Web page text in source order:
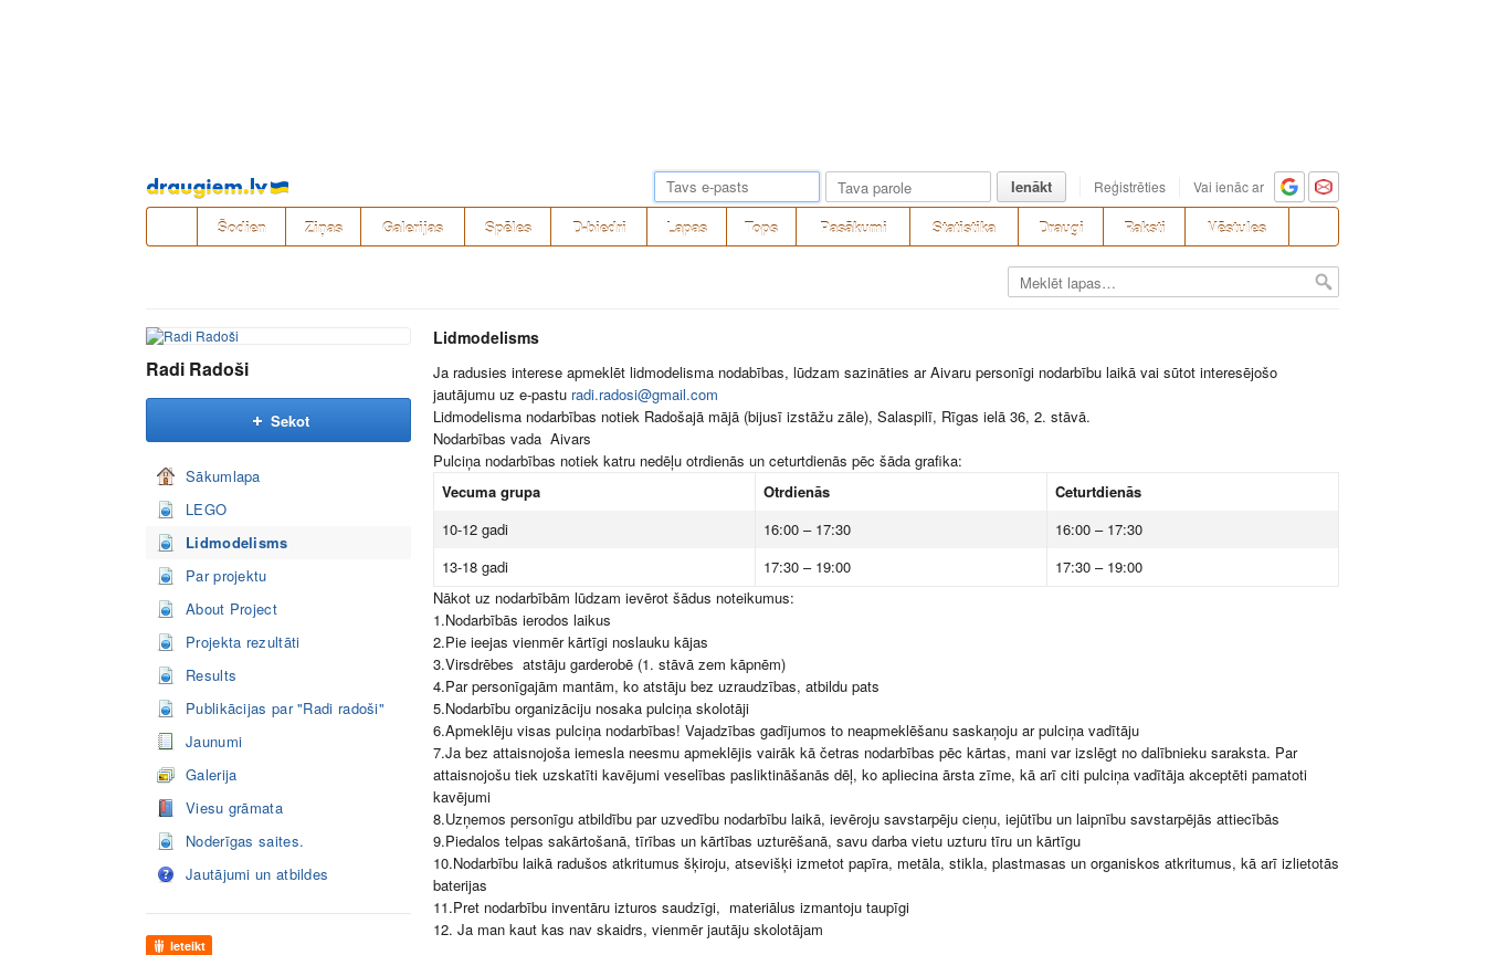
Pāriet
uz
saturu
Ienākt Reģistrēties Vai ienāc ar
Šodien Ziņas Galerijas Spēles D-biedri Lapas Tops Pasākumi Statistika Draugi Raksti Vēstules
Radi Radoši
Sekot
Sākumlapa
LEGO
Lidmodelisms
Par projektu
About Project
Projekta rezultāti
Results
Publikācijas par "Radi radoši"
Jaunumi
Galerija
Viesu grāmata
Noderīgas saites.
Jautājumi un atbildes
Ieteikt
Lidmodelisms
Ja radusies interese apmeklēt lidmodelisma nodabības, lūdzam sazināties ar Aivaru personīgi nodarbību laikā vai sūtot interesējošo
jautājumu uz e-pastu radi.radosi@gmail.com
Lidmodelisma nodarbības notiek Radošajā mājā (bijusī izstāžu zāle), Salaspilī, Rīgas ielā 36, 2. stāvā.
Nodarbības vada Aivars
Pulciņa nodarbības notiek katru nedēļu otrdienās un ceturtdienās pēc šāda grafika:
Vecuma grupa
Otrdienās
Ceturtdienās
10-12 gadi
16:00 – 17:30
16:00 – 17:30
13-18 gadi
17:30 – 19:00
17:30 – 19:00
Nākot uz nodarbībām lūdzam ievērot šādus noteikumus:
1.Nodarbībās ierodos laikus
2.Pie ieejas vienmēr kārtīgi noslauku kājas
3.Virsdrēbes atstāju garderobē (1. stāvā zem kāpnēm)
4.Par personīgajām mantām, ko atstāju bez uzraudzības, atbildu pats
5.Nodarbību organizāciju nosaka pulciņa skolotāji
6.Apmeklēju visas pulciņa nodarbības! Vajadzības gadījumos to neapmeklēšanu saskaņoju ar pulciņa vadītāju
7.Ja bez attaisnojoša iemesla neesmu apmeklējis vairāk kā četras nodarbības pēc kārtas, mani var izslēgt no dalībnieku saraksta. Par
attaisnojošu tiek uzskatīti kavējumi veselības pasliktināšanās dēļ, ko apliecina ārsta zīme, kā arī citi pulciņa vadītāja akceptēti pamatoti
kavējumi
8.Uzņemos personīgu atbildību par uzvedību nodarbību laikā, ievēroju savstarpēju cieņu, iejūtību un laipnību savstarpējās attiecībās
9.Piedalos telpas sakārtošanā, tīrības un kārtības uzturēšanā, savu darba vietu uzturu tīru un kārtīgu
10.Nodarbību laikā radušos atkritumus šķiroju, atsevišķi izmetot papīra, metāla, stikla, plastmasas un organiskos atkritumus, kā arī izlietotās
baterijas
11.Pret nodarbību inventāru izturos saudzīgi, materiālus izmantoju taupīgi
12. Ja man kaut kas nav skaidrs, vienmēr jautāju skolotājam